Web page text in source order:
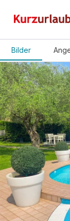
Bilder